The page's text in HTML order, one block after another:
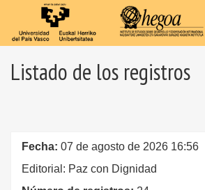
Listado de los registros
Fecha: 07 de agosto de 2026 16:56
Editorial: Paz con Dignidad